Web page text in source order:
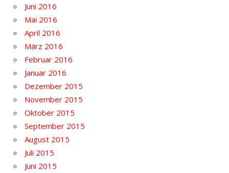
Juni 2016
Mai 2016
April 2016
März 2016
Februar 2016
Januar 2016
Dezember 2015
November 2015
Oktober 2015
September 2015
August 2015
Juli 2015
Juni 2015